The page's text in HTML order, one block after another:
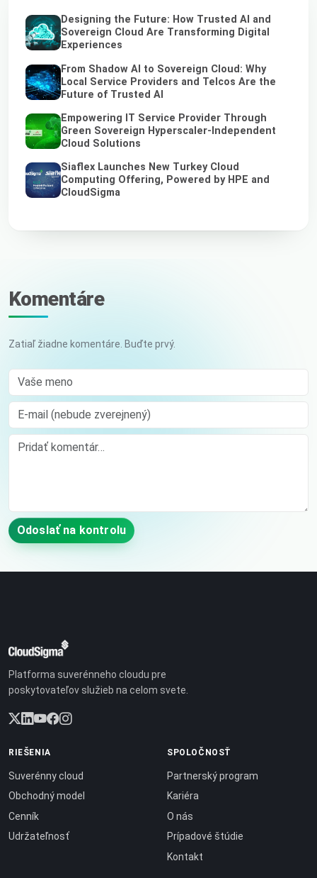
Designing the Future: How Trusted AI and
Sovereign Cloud Are Transforming Digital
Experiences
From Shadow AI to Sovereign Cloud: Why
Local Service Providers and Telcos Are the
Future of Trusted AI
Empowering IT Service Provider Through
Green Sovereign Hyperscaler-Independent
Cloud Solutions
Siaflex Launches New Turkey Cloud
Computing Offering, Powered by HPE and
CloudSigma
Komentáre
Zatiaľ žiadne komentáre. Buďte prvý.
Vaše meno
E-mail (nebude zverejnený)
Comment
Odoslať na kontrolu
Platforma suverénneho cloudu pre
poskytovateľov služieb na celom svete.
RIEŠENIA
Suverénny cloud
Obchodný model
Cenník
Udržateľnosť
SPOLOČNOSŤ
Partnerský program
Kariéra
O nás
Prípadové štúdie
Kontakt